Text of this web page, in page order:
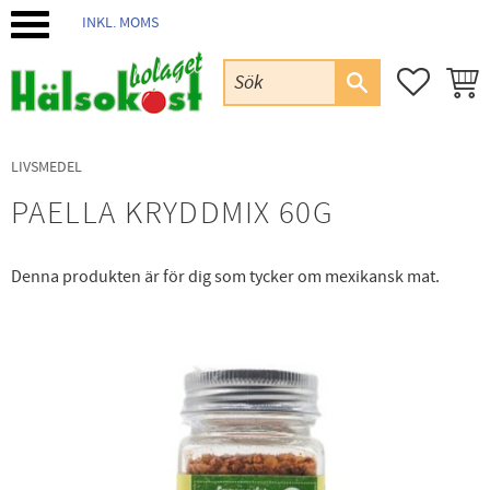
INKL. MOMS
LIVSMEDEL
PAELLA KRYDDMIX 60G
Denna produkten är för dig som tycker om mexikansk mat.